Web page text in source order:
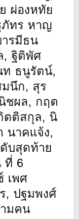
ผ่องหทัย
ทร หาญ
รมีธน
, ฐิติพัศ
ธนูรัตน์,
นึก, สุร
ชผล, กฤต
ตติสกุล, นิ
นาคแจ้ง,
บสุดท้าย
ที่ 6
เพศ
, ปฐมพงศ์
มคน